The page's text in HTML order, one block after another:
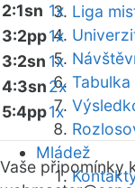
Liga
Tabulka
Mládež
2:1sn 1x
3:2pp1x
3:2sn 1x
4:3sn2x
5:4pp1x
Vaše připomínky